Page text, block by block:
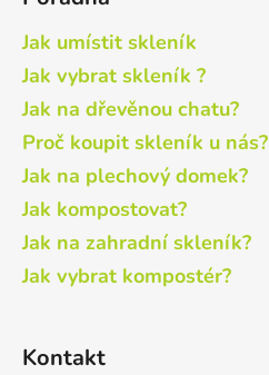
Jak umístit skleník
Jak vybrat skleník ?
Jak na dřevěnou chatu?
Proč koupit skleník u nás?
Jak na plechový domek?
Jak kompostovat?
Jak na zahradní skleník?
Jak vybrat kompostér?
Kontakt